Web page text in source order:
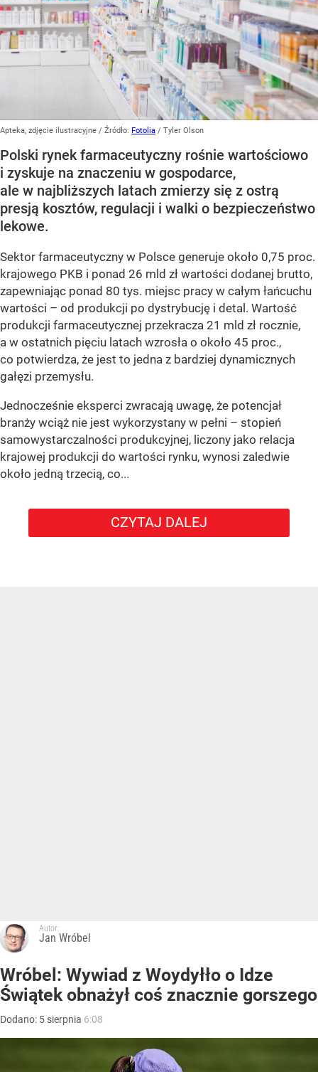
Apteka, zdjęcie ilustracyjne / Źródło: Fotolia / Tyler Olson
Polski rynek farmaceutyczny rośnie wartościowo
i zyskuje na znaczeniu w gospodarce,
ale w najbliższych latach zmierzy się z ostrą
presją kosztów, regulacji i walki o bezpieczeństwo
lekowe.
Sektor farmaceutyczny w Polsce generuje około 0,75 proc.
krajowego PKB i ponad 26 mld zł wartości dodanej brutto,
zapewniając ponad 80 tys. miejsc pracy w całym łańcuchu
wartości – od produkcji po dystrybucję i detal. Wartość
produkcji farmaceutycznej przekracza 21 mld zł rocznie,
a w ostatnich pięciu latach wzrosła o około 45 proc.,
co potwierdza, że jest to jedna z bardziej dynamicznych
gałęzi przemysłu.
Jednocześnie eksperci zwracają uwagę, że potencjał
branży wciąż nie jest wykorzystany w pełni – stopień
samowystarczalności produkcyjnej, liczony jako relacja
krajowej produkcji do wartości rynku, wynosi zaledwie
około jedną trzecią, co...
CZYTAJ DALEJ
Autor:
Jan Wróbel
Wróbel: Wywiad z Woydyłło o Idze
Świątek obnażył coś znacznie gorszego
Dodano: 5 sierpnia 6:08